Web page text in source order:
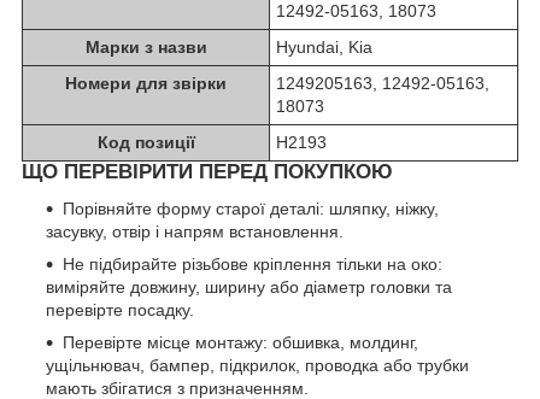
12492-05163, 18073
Марки з назви
Hyundai, Kia
Номери для звірки
1249205163, 12492-05163,
18073
Код позиції
H2193
ЩО ПЕРЕВІРИТИ ПЕРЕД ПОКУПКОЮ
Порівняйте форму старої деталі: шляпку, ніжку,
засувку, отвір і напрям встановлення.
Не підбирайте різьбове кріплення тільки на око:
виміряйте довжину, ширину або діаметр головки та
перевірте посадку.
Перевірте місце монтажу: обшивка, молдинг,
ущільнювач, бампер, підкрилок, проводка або трубки
мають збігатися з призначенням.